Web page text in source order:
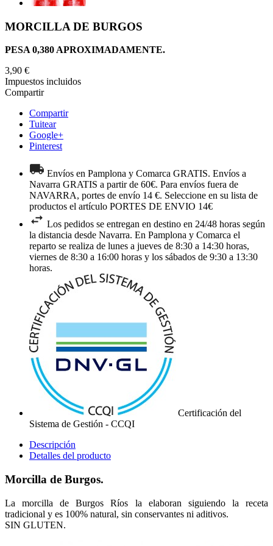
MORCILLA DE BURGOS
PESA 0,380 APROXIMADAMENTE.
3,90 €
Impuestos incluidos
Compartir
Compartir
Tuitear
Google+
Pinterest
Envíos en Pamplona y Comarca GRATIS. Envíos a
Navarra GRATIS a partir de 60€. Para envíos fuera de
NAVARRA, portes de envío 14 €. Seleccione en su lista de
productos el artículo PORTES DE ENVIO 14€
Los pedidos se entregan en destino en 24/48 horas según
la distancia desde Navarra. En Pamplona y Comarca el
reparto se realiza de lunes a jueves de 8:30 a 14:30 horas,
viernes de 8:30 a 16:00 horas y los sábados de 9:30 a 13:30
horas.
Certificación del
Sistema de Gestión - CCQI
Descripción
Detalles del producto
Morcilla de Burgos.
La morcilla de Burgos Ríos la elaboran siguiendo la receta
tradicional y es 100% natural, sin conservantes ni aditivos.
SIN GLUTEN.